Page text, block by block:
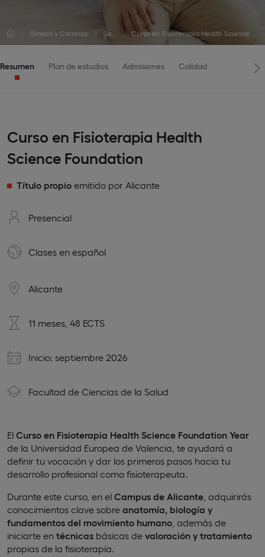
Grados y Carreras Curso en Fisioterapia Health Science Foundation
Resumen Plan de estudios Admisiones Calidad
Curso en Fisioterapia Health
Science Foundation
Título propio emitido por Alicante
Presencial
Clases en español
Alicante
11 meses, 48 ECTS
Inicio: septiembre 2026
Facultad de Ciencias de la Salud
El Curso en Fisioterapia Health Science Foundation Year
de la Universidad Europea de Valencia, te ayudará a
definir tu vocación y dar los primeros pasos hacia tu
desarrollo profesional como fisioterapeuta.
Durante este curso, en el Campus de Alicante , adquirirás
conocimientos clave sobre anatomía, biología y
fundamentos del movimiento humano , además de
iniciarte en técnicas básicas de valoración y tratamiento
propias de la fisioterapia.